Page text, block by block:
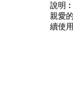
說明︰
親愛
續使